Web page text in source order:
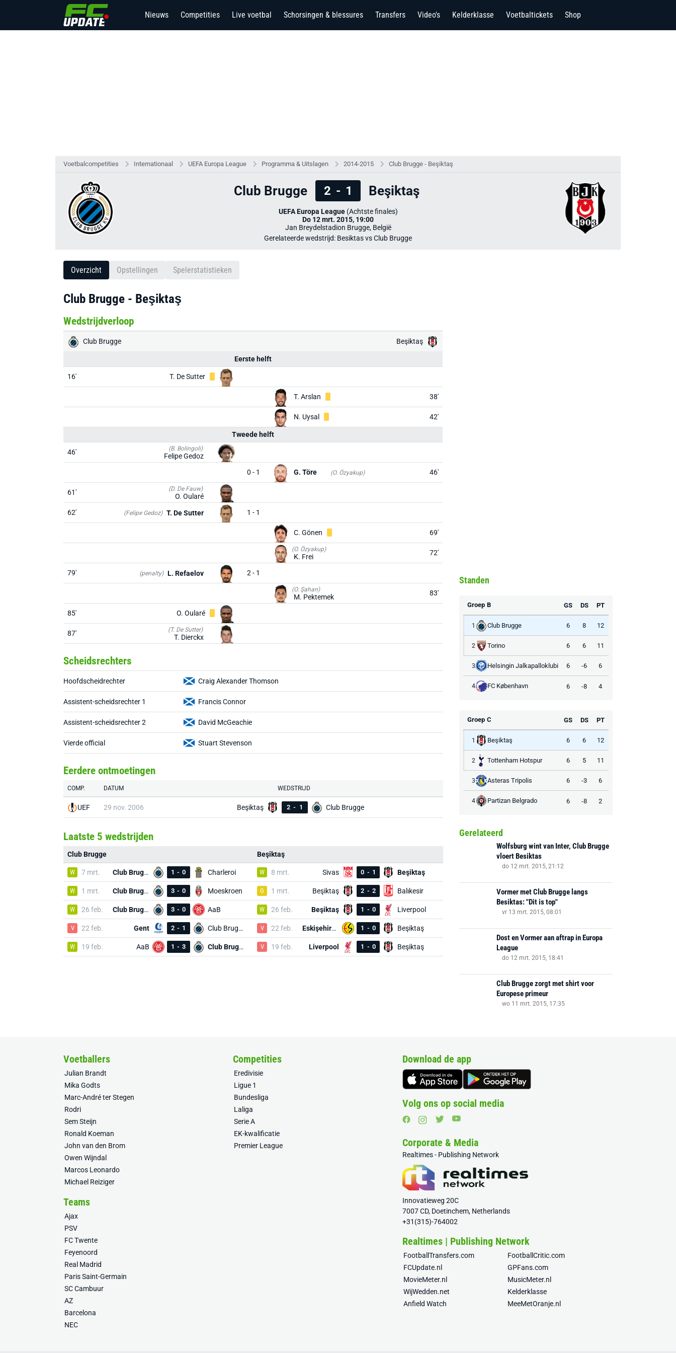
Nieuws Competities Live voetbal Schorsingen & blessures Transfers Video's Kelderklasse Voetbaltickets Shop
Voetbalcompetities Internationaal UEFA Europa League Programma & Uitslagen 2014-2015 Club Brugge - Beşiktaş
Club Brugge 2 - 1 Beşiktaş
UEFA Europa League(Achtste finales)
Do 12 mrt. 2015, 19:00
Jan Breydelstadion Brugge, België
Gerelateerde wedstrijd: Besiktas vs Club Brugge
Overzicht Opstellingen Spelerstatistieken
Club Brugge - Beşiktaş
Wedstrijdverloop
Club Brugge Beşiktaş
Eerste helft
16' T. De Sutter
T. Arslan 38'
N. Uysal 42'
Tweede helft
46' (B. Bolingoli)
Felipe Gedoz
0 - 1
G. Töre (O. Özyakup) 46'
61' (D. De Fauw)
O. Oularé
62'
(Felipe Gedoz) T. De Sutter 1 - 1
C. Gönen 69'
(O. Özyakup)
K. Frei 72'
79' (penalty) L. Refaelov 2 - 1
(O. Şahan)
M. Pektemek 83'
85' O. Oularé
87' (T. De Sutter)
T. Dierckx
Scheidsrechters
Hoofdscheidrechter Craig Alexander Thomson
Assistent-scheidsrechter 1 Francis Connor
Assistent-scheidsrechter 2 David McGeachie
Vierde official Stuart Stevenson
Eerdere ontmoetingen
COMP. DATUM WEDSTRIJD
UEF 29 nov. 2006 Beşiktaş 2 - 1 Club Brugge
Laatste 5 wedstrijden
Club Brugge
W 7 mrt. Club Brugge 1 - 0 Charleroi
W 1 mrt. Club Brugge 3 - 0 Moeskroen
W 26 feb. Club Brugge 3 - 0 AaB
V 22 feb. Gent 2 - 1 Club Brugge
W 19 feb. AaB 1 - 3 Club Brugge
Beşiktaş
W 8 mrt. Sivas 0 - 1 Beşiktaş
G 1 mrt. Beşiktaş 2 - 2 Balıkesir
W 26 feb. Beşiktaş 1 - 0 Liverpool
V 22 feb. Eskişehirspor 1 - 0 Beşiktaş
V 19 feb. Liverpool 1 - 0 Beşiktaş
Standen
Groep B GS DS PT
1 Club Brugge 6 8 12
2 Torino 6 6 11
3 Helsingin Jalkapalloklubi 6 -6 6
4 FC København 6 -8 4
Groep C GS DS PT
1 Beşiktaş 6 6 12
2 Tottenham Hotspur 6 5 11
3 Asteras Tripolis 6 -3 6
4 Partizan Belgrado 6 -8 2
Gerelateerd
Wolfsburg wint van Inter, Club Brugge
vloert Besiktas
do 12 mrt. 2015, 21:12
Vormer met Club Brugge langs
Besiktas: "Dit is top"
vr 13 mrt. 2015, 08:01
Dost en Vormer aan aftrap in Europa
League
do 12 mrt. 2015, 18:41
Club Brugge zorgt met shirt voor
Europese primeur
wo 11 mrt. 2015, 17:35
Voetballers
Julian Brandt
Mika Godts
Marc-André ter Stegen
Rodri
Sem Steijn
Ronald Koeman
John van den Brom
Owen Wijndal
Marcos Leonardo
Michael Reiziger
Competities
Eredivisie
Ligue 1
Bundesliga
Laliga
Serie A
EK-kwalificatie
Premier League
Teams
Ajax
PSV
FC Twente
Feyenoord
Real Madrid
Paris Saint-Germain
SC Cambuur
AZ
Barcelona
NEC
Download de app
Volg ons op social media
Corporate & Media
Realtimes - Publishing Network
Innovatieweg 20C
7007 CD, Doetinchem, Netherlands
+31(315)-764002
Realtimes | Publishing Network
FootballTransfers.com
FootballCritic.com
FCUpdate.nl
GPFans.com
MovieMeter.nl
MusicMeter.nl
WijWedden.net
Kelderklasse
Anfield Watch
MeeMetOranje.nl